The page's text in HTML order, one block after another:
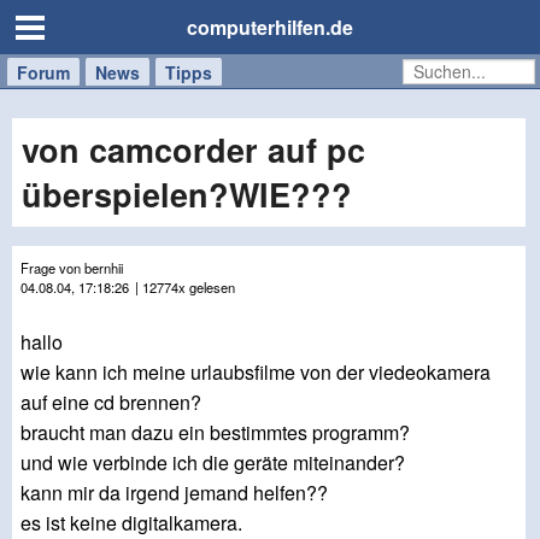
computerhilfen.de
Forum News Tipps
Handy
Tablet
Windows
Mac
von camcorder auf pc
überspielen?WIE???
Frage von bernhii
04.08.04, 17:18:26 | 12774x gelesen
hallo
wie kann ich meine urlaubsfilme von der viedeokamera
auf eine cd brennen?
braucht man dazu ein bestimmtes programm?
und wie verbinde ich die geräte miteinander?
kann mir da irgend jemand helfen??
es ist keine digitalkamera.